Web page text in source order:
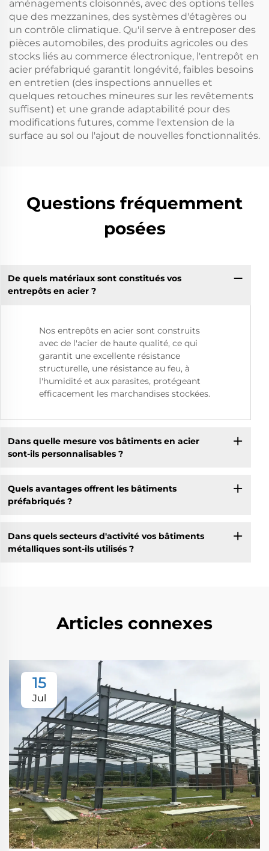
aménagements cloisonnés, avec des options telles
que des mezzanines, des systèmes d'étagères ou
un contrôle climatique. Qu'il serve à entreposer des
pièces automobiles, des produits agricoles ou des
stocks liés au commerce électronique, l'entrepôt en
acier préfabriqué garantit longévité, faibles besoins
en entretien (des inspections annuelles et
quelques retouches mineures sur les revêtements
suffisent) et une grande adaptabilité pour des
modifications futures, comme l'extension de la
surface au sol ou l'ajout de nouvelles fonctionnalités.
Questions fréquemment
posées
De quels matériaux sont constitués vos
entrepôts en acier ?
Nos entrepôts en acier sont construits
avec de l'acier de haute qualité, ce qui
garantit une excellente résistance
structurelle, une résistance au feu, à
l'humidité et aux parasites, protégeant
efficacement les marchandises stockées.
Dans quelle mesure vos bâtiments en acier
sont-ils personnalisables ?
Quels avantages offrent les bâtiments
préfabriqués ?
Dans quels secteurs d'activité vos bâtiments
métalliques sont-ils utilisés ?
Articles connexes
15
Jul